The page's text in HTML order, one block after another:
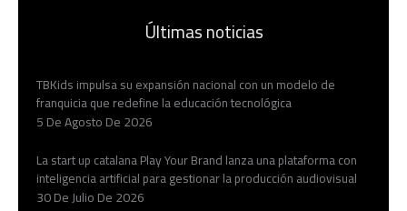
Últimas noticias
TBKids impulsa su expansión nacional con un modelo de
franquicia que redefine la educación tecnológica
5 De Agosto De 2026
La start up catalana Play Your Brand lanza una plataforma con
inteligencia artificial para gestionar la producción audiovisual
30 De Julio De 2026